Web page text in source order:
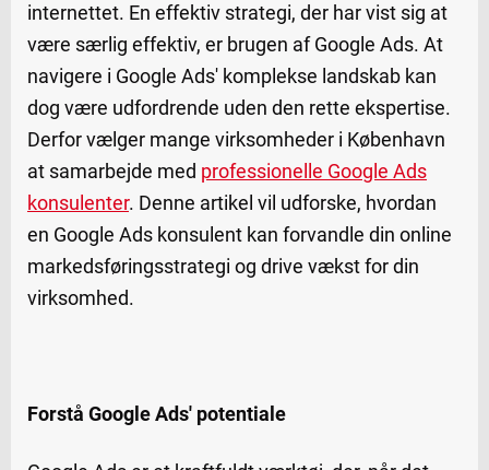
internettet. En effektiv strategi, der har vist sig at
være særlig effektiv, er brugen af Google Ads. At
navigere i Google Ads' komplekse landskab kan
dog være udfordrende uden den rette ekspertise.
Derfor vælger mange virksomheder i København
at samarbejde med professionelle Google Ads
konsulenter. Denne artikel vil udforske, hvordan
en Google Ads konsulent kan forvandle din online
markedsføringsstrategi og drive vækst for din
virksomhed.
Forstå Google Ads' potentiale